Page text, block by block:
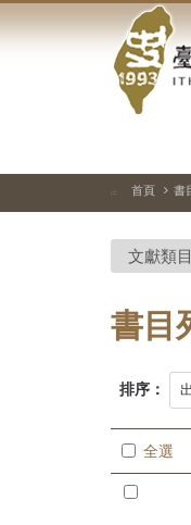
到
中
央
研
院-
臺
灣
史
究
所-
首
::: 首頁 書
文獻類
書目
排序：
全選